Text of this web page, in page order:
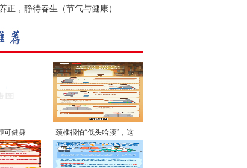
正，静待春生（节气与健康）
可健身 颈椎很怕“低头哈腰”，这···